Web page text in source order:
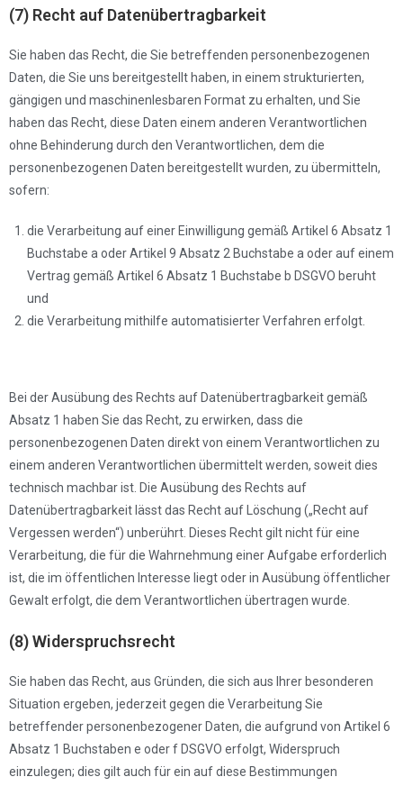
(7) Recht auf Datenübertragbarkeit
Sie haben das Recht, die Sie betreffenden personenbezogenen
Daten, die Sie uns bereitgestellt haben, in einem strukturierten,
gängigen und maschinenlesbaren Format zu erhalten, und Sie
haben das Recht, diese Daten einem anderen Verantwortlichen
ohne Behinderung durch den Verantwortlichen, dem die
personenbezogenen Daten bereitgestellt wurden, zu übermitteln,
sofern:
die Verarbeitung auf einer Einwilligung gemäß Artikel 6 Absatz 1
Buchstabe a oder Artikel 9 Absatz 2 Buchstabe a oder auf einem
Vertrag gemäß Artikel 6 Absatz 1 Buchstabe b DSGVO beruht
und
die Verarbeitung mithilfe automatisierter Verfahren erfolgt.
Bei der Ausübung des Rechts auf Datenübertragbarkeit gemäß
Absatz 1 haben Sie das Recht, zu erwirken, dass die
personenbezogenen Daten direkt von einem Verantwortlichen zu
einem anderen Verantwortlichen übermittelt werden, soweit dies
technisch machbar ist. Die Ausübung des Rechts auf
Datenübertragbarkeit lässt das Recht auf Löschung („Recht auf
Vergessen werden“) unberührt. Dieses Recht gilt nicht für eine
Verarbeitung, die für die Wahrnehmung einer Aufgabe erforderlich
ist, die im öffentlichen Interesse liegt oder in Ausübung öffentlicher
Gewalt erfolgt, die dem Verantwortlichen übertragen wurde.
(8) Widerspruchsrecht
Sie haben das Recht, aus Gründen, die sich aus Ihrer besonderen
Situation ergeben, jederzeit gegen die Verarbeitung Sie
betreffender personenbezogener Daten, die aufgrund von Artikel 6
Absatz 1 Buchstaben e oder f DSGVO erfolgt, Widerspruch
einzulegen; dies gilt auch für ein auf diese Bestimmungen